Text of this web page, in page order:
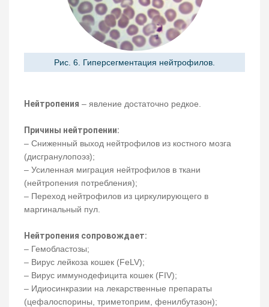
Рис. 6. Гиперсегментация нейтрофилов.
Нейтропения – явление достаточно редкое.
Причины нейтропении:
– Сниженный выход нейтрофилов из костного мозга
(дисгранулопоэз);
– Усиленная миграция нейтрофилов в ткани
(нейтропения потребления);
– Переход нейтрофилов из циркулирующего в
маргинальный пул.
Нейтропения сопровождает:
– Гемобластозы;
– Вирус лейкоза кошек (FeLV);
– Вирус иммунодефицита кошек (FIV);
– Идиосинкразии на лекарственные препараты
(цефалоспорины, триметоприм, фенилбутазон);